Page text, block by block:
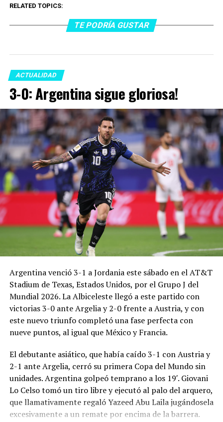
RELATED TOPICS:
TE PODRÍA GUSTAR
ACTUALIDAD
3-0: Argentina sigue gloriosa!
Argentina venció 3-1 a Jordania este sábado en el AT&T
Stadium de Texas, Estados Unidos, por el Grupo J del
Mundial 2026. La Albiceleste llegó a este partido con
victorias 3-0 ante Argelia y 2-0 frente a Austria, y con
este nuevo triunfo completó una fase perfecta con
nueve puntos, al igual que México y Francia.
El debutante asiático, que había caído 3-1 con Austria y
2-1 ante Argelia, cerró su primera Copa del Mundo sin
unidades. Argentina golpeó temprano a los 19′. Giovani
Lo Celso tomó un tiro libre y ejecutó al palo del arquero,
que llamativamente regaló Yazeed Abu Laila jugándosela
excesivamente a un remate por encima de la barrera.